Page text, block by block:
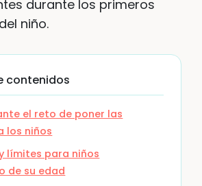
durante los primeros
niño.
contenidos
el reto de poner las
los niños
límites para niños
de su edad